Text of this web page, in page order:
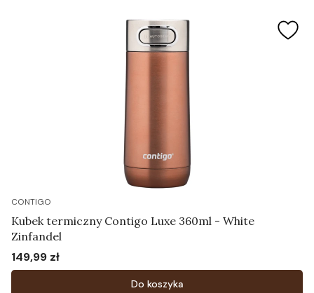
CONTIGO
Kubek termiczny Contigo Luxe 360ml - White
Zinfandel
Cena
149,99 zł
Do koszyka